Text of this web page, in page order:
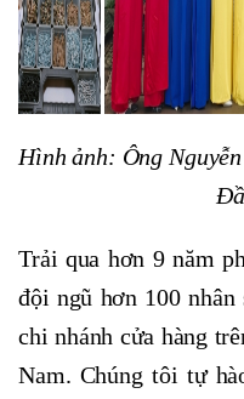
Hình ảnh: Ông
Trải qua hơn 9 năm
đội ngũ hơn 100 nhân
chi nhánh cửa hàng
Nam. Chúng tôi tự